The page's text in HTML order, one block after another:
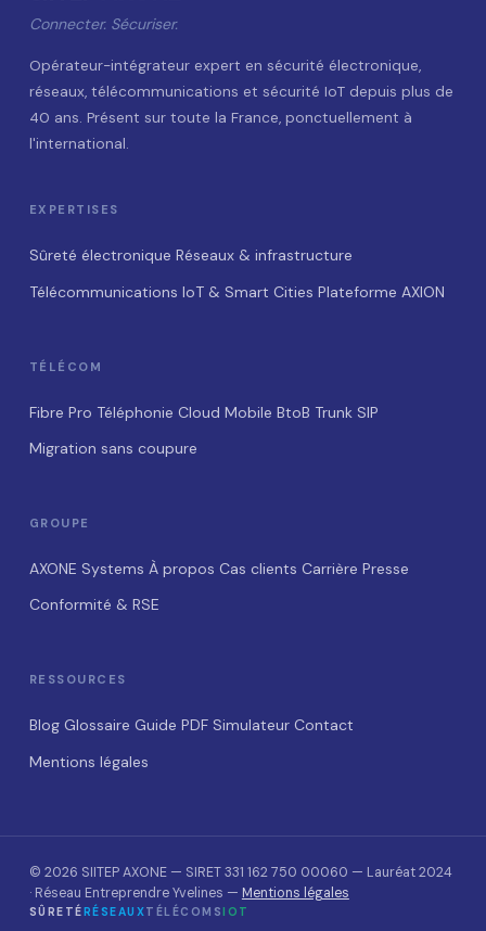
Connecter. Sécuriser.
Opérateur-intégrateur expert en sécurité électronique,
réseaux, télécommunications et sécurité IoT depuis plus de
40 ans. Présent sur toute la France, ponctuellement à
l'international.
EXPERTISES
Sûreté électronique Réseaux & infrastructure
Télécommunications IoT & Smart Cities Plateforme AXION
TÉLÉCOM
Fibre Pro Téléphonie Cloud Mobile BtoB Trunk SIP
Migration sans coupure
GROUPE
AXONE Systems À propos Cas clients Carrière Presse
Conformité & RSE
RESSOURCES
Blog Glossaire Guide PDF Simulateur Contact
Mentions légales
© 2026 SIITEP AXONE — SIRET 331 162 750 00060 — Lauréat 2024
· Réseau Entreprendre Yvelines — Mentions légales
SÛRETÉ RÉSEAUXTÉLÉCOMS IOT